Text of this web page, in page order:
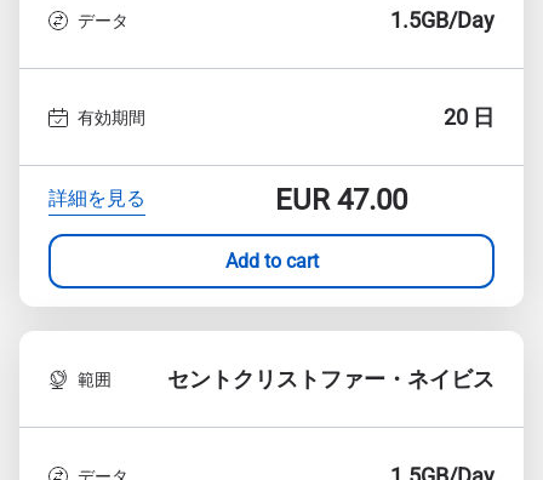
データ 1.5GB/Day
有効期間 20 日
詳細を見る EUR47.00
Add to cart
範囲 セントクリストファー・ネイビス
データ